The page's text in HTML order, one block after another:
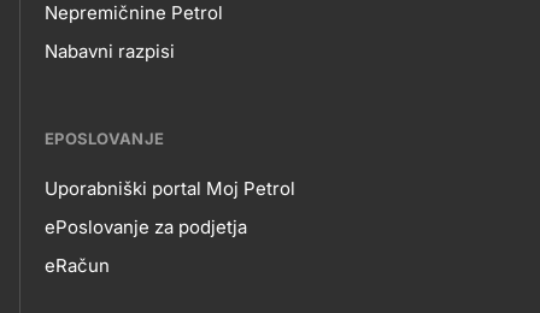
Nepremičnine Petrol
Nabavni razpisi
EPOSLOVANJE
EPOSLOVANJE
Uporabniški portal Moj Petrol
ePoslovanje za podjetja
eRačun